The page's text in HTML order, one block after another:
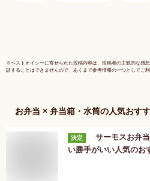
※ベストオイシーに寄せられた投稿内容は、投稿者の主観的な感
証することはできませんので、あくまで参考情報の一つとしてご利
お弁当 × 弁当箱・水筒の人気おす
決定
サーモスお弁
い勝手がいい人気のお